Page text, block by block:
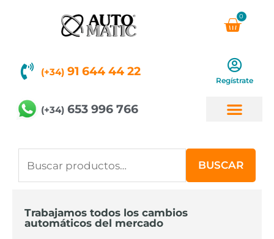
0
(+34) 91 644 44 22
Regístrate
(+34) 653 996 766
por:
BUSCAR
Trabajamos todos los cambios
automáticos del mercado